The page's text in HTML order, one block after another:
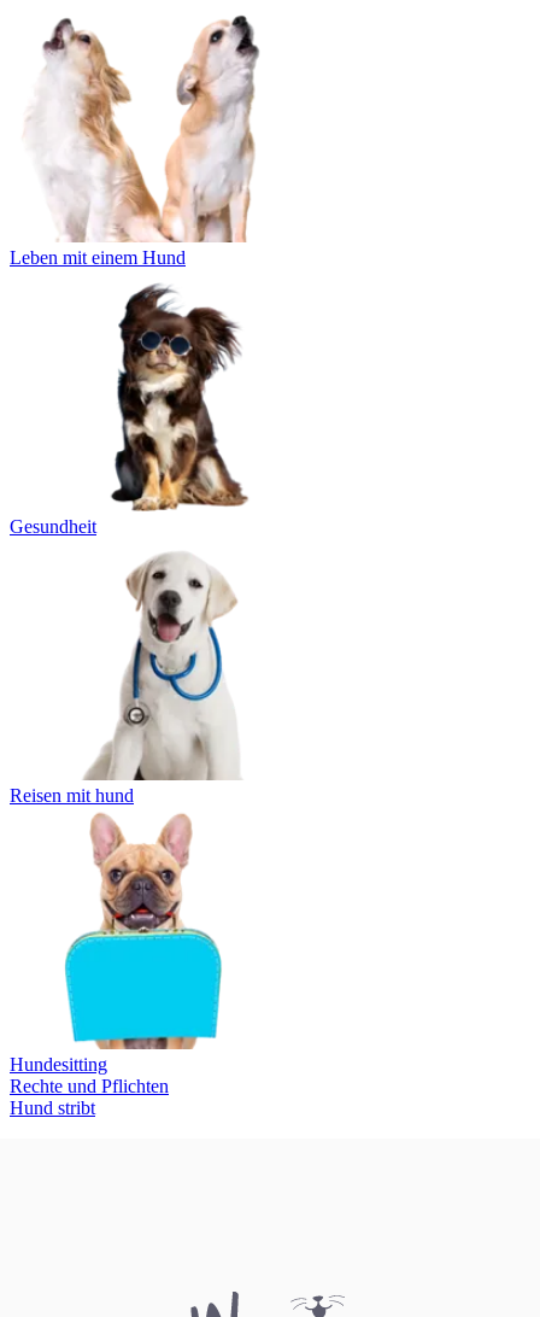
Leben mit einem Hund
Gesundheit
Reisen mit hund
Hundesitting
Rechte und Pflichten
Hund stribt